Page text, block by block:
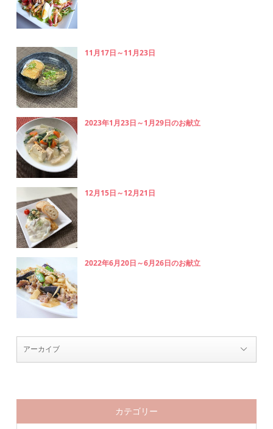
11月17日～11月23日
2023年1月23日～1月29日のお献立
12月15日～12月21日
2022年6月20日～6月26日のお献立
カテゴリー